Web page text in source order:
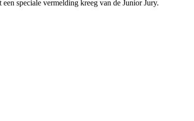
speciale vermelding kreeg van de Junior Jury.